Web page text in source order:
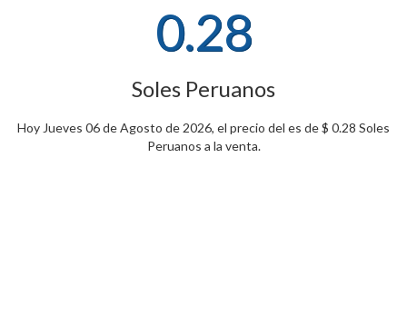
0.28
Soles Peruanos
Hoy Jueves 06 de Agosto de 2026, el precio del es de $ 0.28 Soles
Peruanos a la venta.